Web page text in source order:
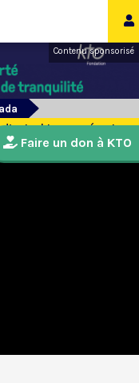
Contenu sponsorisé
présents
Faire un don à KTO